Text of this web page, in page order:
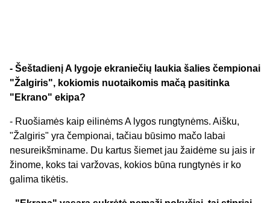
- Šeštadienį A lygoje ekraniečių laukia šalies čempionai
"Žalgiris", kokiomis nuotaikomis mačą pasitinka
"Ekrano" ekipa?
- Ruošiamės kaip eilinėms A lygos rungtynėms. Aišku,
"Žalgiris" yra čempionai, tačiau būsimo mačo labai
nesureikšminame. Du kartus šiemet jau žaidėme su jais ir
žinome, koks tai varžovas, kokios būna rungtynės ir ko
galima tikėtis.